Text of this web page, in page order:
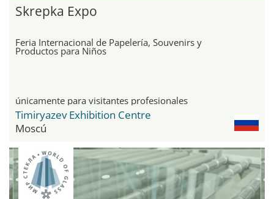
Skrepka Expo
Feria Internacional de Papelería, Souvenirs y
Productos para Niños
únicamente para visitantes profesionales
Timiryazev Exhibition Centre
Moscú